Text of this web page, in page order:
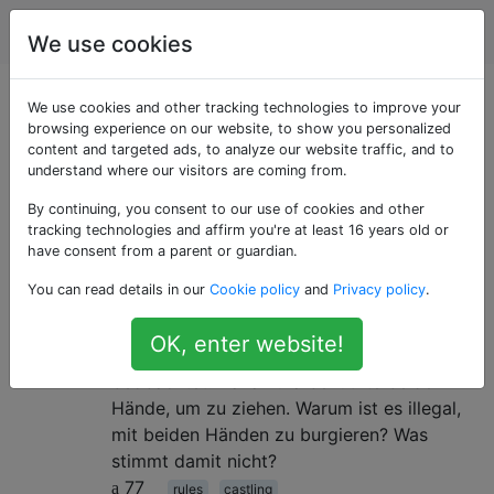
Schach
Als «rules» getaggte
Fragen
Fragen zu den Schachregeln
Warum ist es illegal, mit beiden
Händen zu burgieren?
Ich habe das Match zwischen Ian
Nepomniachtchi und Hikaru Nakamura
Hände, um zu ziehen. Warum ist es illegal,
mit beiden Händen zu burgieren? Was
stimmt damit nicht?
77
rules castling
We use cookies
We use cookies and other tracking technologies to improve your
browsing experience on our website, to show you personalized
content and targeted ads, to analyze our website traffic, and to
understand where our visitors are coming from.
By continuing, you consent to our use of cookies and other
tracking technologies and affirm you're at least 16 years old or
have consent from a parent or guardian.
You can read details in our Cookie policy and Privacy policy.
OK, enter website!